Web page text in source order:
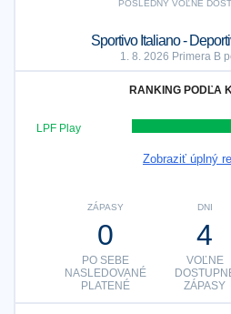
POSLEDNÝ VOĽNE
Sportivo Italiano -
1. 8. 2026 Primera B
RANKING PODĽA
LPF Play
Zobraziť úplný
DNI
4
VOĽNE
ZÁPASY
ZÁPASY
0
PO SEBE
NASLEDOVANÉ
PLATENÉ